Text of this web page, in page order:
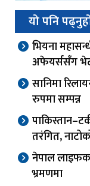
यो पनि
भियना
अफेयर्ससँग
सानिमा
रुपमा सम्पन्न
तरंगित,
नेपाल
भ्रमणमा